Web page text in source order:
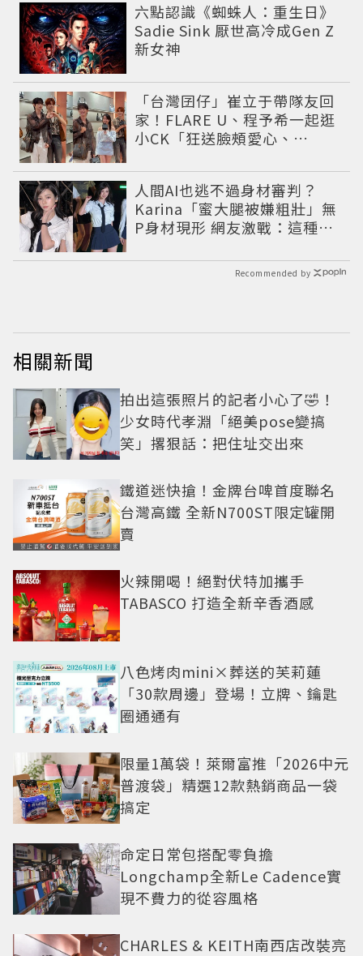
六點認識《蜘蛛人：重生日》
Sadie Sink 厭世高冷成Gen Z
新女神
「台灣囝仔」崔立于帶隊友回
家！FLARE U、程予希一起逛
小CK「狂送臉頰愛心、
名單
人間AI也逃不過身材審判？
Karina「蜜大腿被嫌粗壯」無
P身材現形 網友激戰：這種身
Recommended by
相關新聞
拍出這張照片的記者小心了🤣！
少女時代孝淵「絕美pose變搞
笑」撂狠話：把住址交出來
鐵道迷快搶！金牌台啤首度聯名
台灣高鐵 全新N700ST限定罐開
賣
火辣開喝！絕對伏特加攜手
TABASCO 打造全新辛香酒感
八色烤肉mini×葬送的芙莉蓮
「30款周邊」登場！立牌、鑰匙
圈通通有
限量1萬袋！萊爾富推「2026中元
普渡袋」精選12款熱銷商品一袋
搞定
命定日常包搭配零負擔
Longchamp全新Le Cadence實
現不費力的從容風格
CHARLES & KEITH南西店改裝亮